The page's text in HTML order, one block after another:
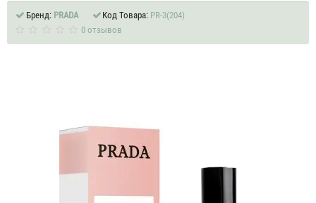
Бренд: PRADA Код Товара: PR-3(204)
0 отзывов